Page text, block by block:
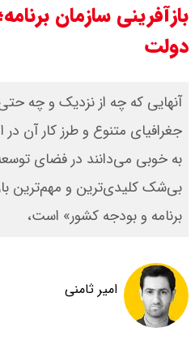
بازآفرینی سازمان
دولت
آنهایی که چه از نزدیک و چه
جغرافیای متنوع و طرز کار آن در
به خوبی می‌دانند در فضای
بی‌شک کلیدی‌ترین و مهم‌ترین
برنامه و بودجه کشور» است،
امیر ثامنی